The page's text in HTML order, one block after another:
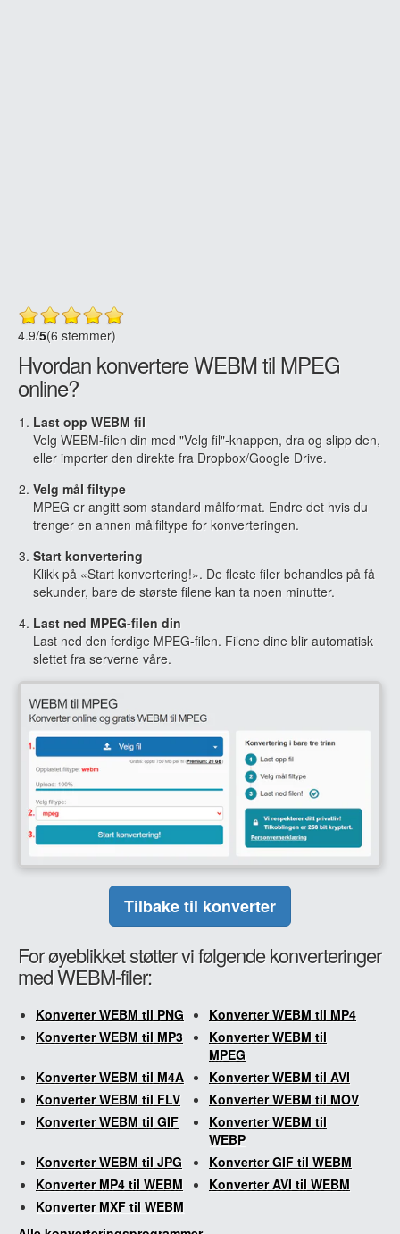
4.9/5(6 stemmer)
Hvordan konvertere WEBM til MPEG
online?
Last opp WEBM fil
Velg WEBM-filen din med "Velg fil"-knappen, dra og slipp den,
eller importer den direkte fra Dropbox/Google Drive.
Velg mål filtype
MPEG er angitt som standard målformat. Endre det hvis du
trenger en annen målfiltype for konverteringen.
Start konvertering
Klikk på «Start konvertering!». De fleste filer behandles på få
sekunder, bare de største filene kan ta noen minutter.
Last ned MPEG-filen din
Last ned den ferdige MPEG-filen. Filene dine blir automatisk
slettet fra serverne våre.
Tilbake til konverter
For øyeblikket støtter vi følgende konverteringer
med WEBM-filer:
Konverter WEBM til PNG
Konverter WEBM til MP4
Konverter WEBM til MP3
Konverter WEBM til
MPEG
Konverter WEBM til M4A
Konverter WEBM til AVI
Konverter WEBM til FLV
Konverter WEBM til MOV
Konverter WEBM til GIF
Konverter WEBM til
WEBP
Konverter WEBM til JPG
Konverter GIF til WEBM
Konverter MP4 til WEBM
Konverter AVI til WEBM
Konverter MXF til WEBM